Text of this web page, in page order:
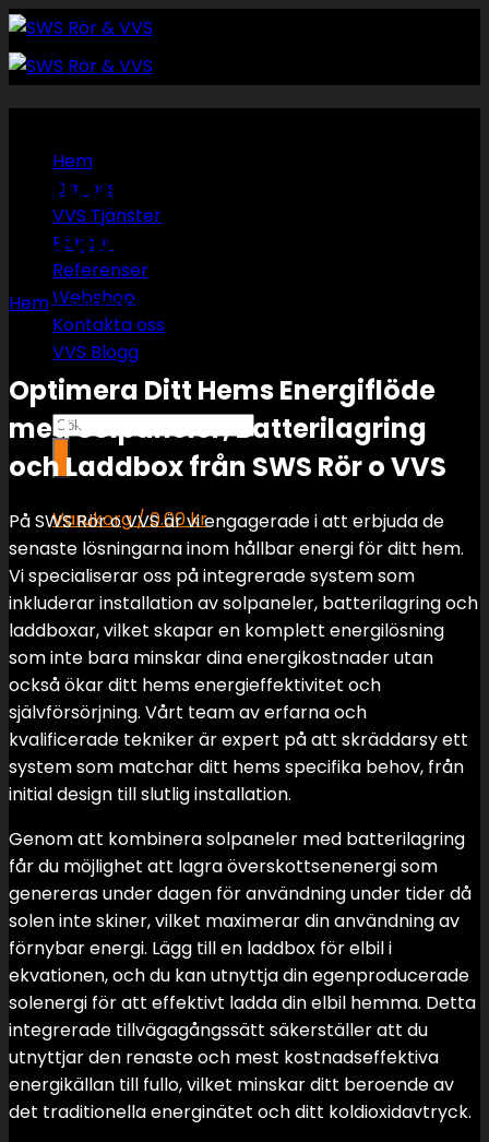
Skip
to
content
Hem
Om oss
VVS Tjänster
Rörjour
Referenser
Webshop
Kontakta oss
VVS Blogg
Sök
Varukorg /0.00kr
Inga produkter i varukorgen.
Varukorg
Inga produkter i varukorgen.
solpaneler, Batteri &
laddbox
Hem/solpaneler
Optimera Ditt Hems Energiflöde
med Solpaneler, Batterilagring
och Laddbox från SWS Rör o VVS
På SWS Rör o VVS är vi engagerade i att erbjuda de
senaste lösningarna inom hållbar energi för ditt hem.
Vi specialiserar oss på integrerade system som
inkluderar installation av solpaneler, batterilagring och
laddboxar, vilket skapar en komplett energilösning
som inte bara minskar dina energikostnader utan
också ökar ditt hems energieffektivitet och
självförsörjning. Vårt team av erfarna och
kvalificerade tekniker är expert på att skräddarsy ett
system som matchar ditt hems specifika behov, från
initial design till slutlig installation.
Genom att kombinera solpaneler med batterilagring
får du möjlighet att lagra överskottsenenergi som
genereras under dagen för användning under tider då
solen inte skiner, vilket maximerar din användning av
förnybar energi. Lägg till en laddbox för elbil i
ekvationen, och du kan utnyttja din egenproducerade
solenergi för att effektivt ladda din elbil hemma. Detta
integrerade tillvägagångssätt säkerställer att du
utnyttjar den renaste och mest kostnadseffektiva
energikällan till fullo, vilket minskar ditt beroende av
det traditionella energinätet och ditt koldioxidavtryck.